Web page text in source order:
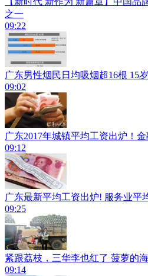
之一
09:22
广东男性烟民日均吸烟超16根 15
09:02
广东2017年城镇平均工资出炉！
09:12
广东最新平均工资出炉! 服务业平
09:25
紧跟荔枝，三华李也红了 菠萝的
09:14